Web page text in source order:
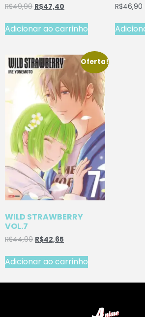
R$49,90 R$47,40
Adicionar ao carrinho
R$46,90
Oferta!
WILD STRAWBERRY
VOL.7
R$44,90 R$42,65
Adicionar ao carrinho